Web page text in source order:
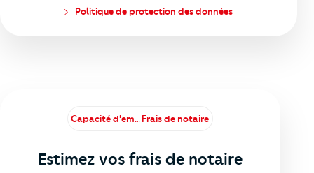
Politique de protection des données
Capacité d'empruntFrais de notaire
Estimez vos frais de notaire